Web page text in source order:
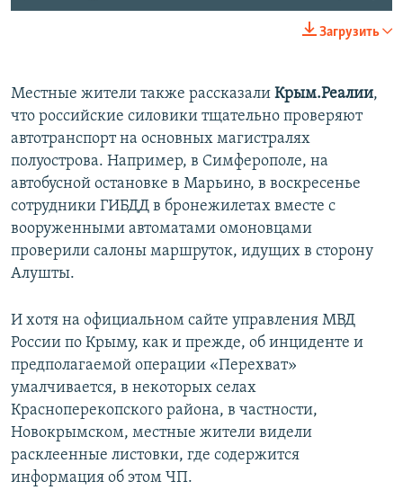
Загрузить
Местные жители также рассказали Крым.Реалии,
что российские силовики тщательно проверяют
автотранспорт на основных магистралях
полуострова. Например, в Симферополе, на
автобусной остановке в Марьино, в воскресенье
сотрудники ГИБДД в бронежилетах вместе с
вооруженными автоматами омоновцами
проверили салоны маршруток, идущих в сторону
Алушты.
И хотя на официальном сайте управления МВД
России по Крыму, как и прежде, об инциденте и
предполагаемой операции «Перехват»
умалчивается, в некоторых селах
Красноперекопского района, в частности,
Новокрымском, местные жители видели
расклеенные листовки, где содержится
информация об этом ЧП.